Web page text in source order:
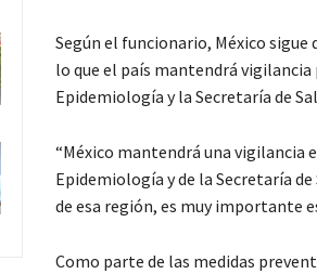
Según el funcionario, México
lo que el país mantendrá
Epidemiología y la Secretaría de
“México mantendrá una vigilancia
Epidemiología y de la Secretaría
de esa región, es muy importante
Como parte de las medidas